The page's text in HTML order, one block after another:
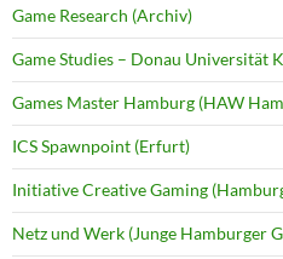
Game Research (Archiv)
Game Studies – Donau Universität
Games Master Hamburg (HAW
ICS Spawnpoint (Erfurt)
Initiative Creative Gaming
Netz und Werk (Junge Hamburger